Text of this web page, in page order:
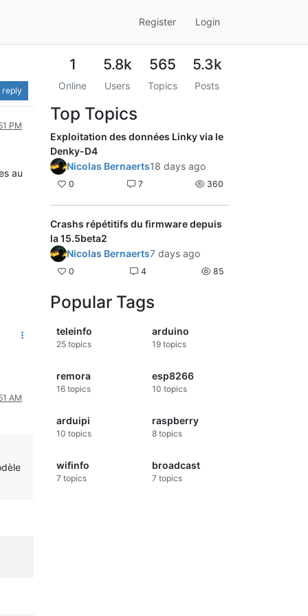
Register Login
reply
PM
au
AM
1
Online
5.8k
Users
565
Topics
5.3k
Posts
Top Topics
Exploitation des données Linky via le
Denky-D4
Nicolas Bernaerts18 days ago
0 7 360
Crashs répétitifs du firmware depuis
la 15.5beta2
Nicolas Bernaerts7 days ago
0 4 85
Popular Tags
teleinfo
25 topics
arduino
19topics
remora
16 topics
esp8266
10 topics
arduipi
10 topics
raspberry
8topics
wifinfo
7 topics
broadcast
7 topics